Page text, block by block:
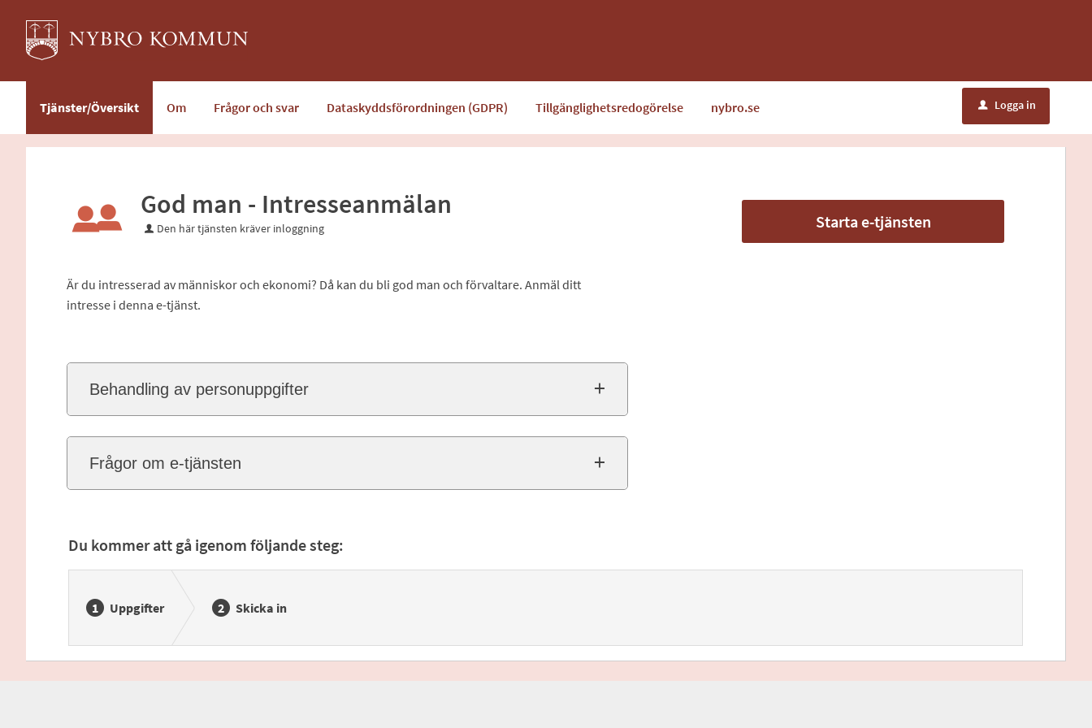
tjänster
kommun
Tjänster/Översikt Om Frågor och svar Dataskyddsförordningen (GDPR) Tillgänglighetsredogörelse nybro.se u Logga in
God man - Intresseanmälan
Den här tjänsten kräver inloggning
Är du intresserad av människor och ekonomi? Då kan du bli god man och förvaltare. Anmäl ditt
intresse i denna e-tjänst.
Behandling av personuppgifter
Frågor om e-tjänsten
Starta e-tjänsten
Du kommer att gå igenom följande steg:
Uppgifter Skicka in